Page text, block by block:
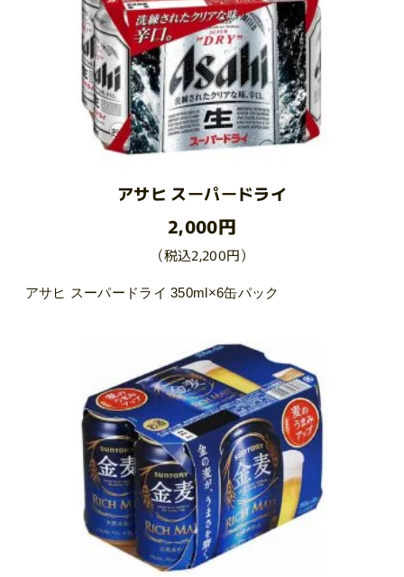
アサヒ スーパードライ
2,000円
（税込2,200円）
アサヒ スーパードライ 350ml×6缶パック